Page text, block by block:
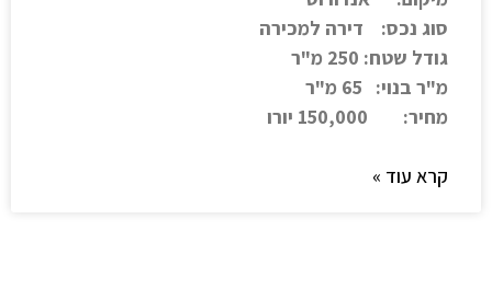
סוג נכס: דירה למכירה
גודל שטח: 250 מ"ר
מ"ר בנוי: 65 מ"ר
מחיר: 150,000 יורו
קרא עוד »